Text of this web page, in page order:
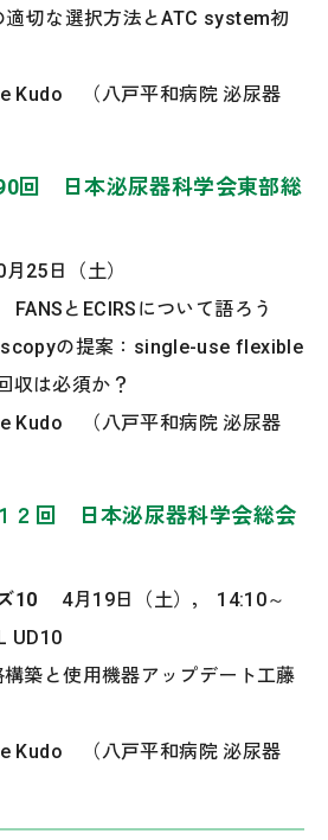
適切な選択方法とATC system初
（八戸平和病院 泌尿器
日本泌尿器科学会東部総
25日（土）
とECIRSについて語ろう
の提案：single-use flexible
収は必須か？
（八戸平和病院 泌尿器
回 日本泌尿器科学会総会
10 4月19日（土）， 14:10～
UD10
築と使用機器アップデート工藤
（八戸平和病院 泌尿器